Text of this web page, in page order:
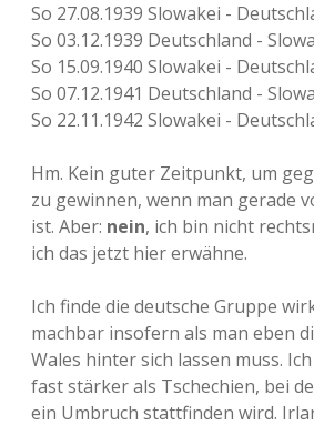
So 27.08.1939 Slowakei -
So 03.12.1939 Deutschland -
So 15.09.1940 Slowakei -
So 07.12.1941 Deutschland -
So 22.11.1942 Slowakei -
Hm. Kein guter Zeitpunkt, um
zu gewinnen, wenn man gerade
ist. Aber: nein, ich bin nicht
ich das jetzt hier erwähne.
Ich finde die deutsche Gruppe
machbar insofern als man eben
Wales hinter sich lassen muss.
fast stärker als Tschechien, bei
ein Umbruch stattfinden wird.